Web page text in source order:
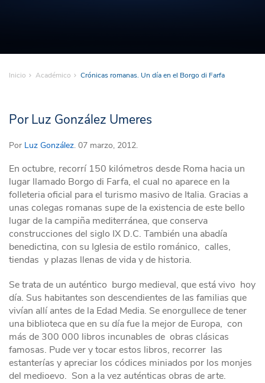
Inicio Académico Crónicas romanas. Un día en el Borgo di Farfa
Por Luz González Umeres
Por Luz González. 07 marzo, 2012.
En octubre, recorrí 150 kilómetros desde Roma hacia un
lugar llamado Borgo di Farfa, el cual no aparece en la
folleteria oficial para el turismo masivo de Italia. Gracias a
unas colegas romanas supe de la existencia de este bello
lugar de la campiña mediterránea, que conserva
construcciones del siglo IX D.C. También una abadía
benedictina, con su Iglesia de estilo románico, calles,
tiendas y plazas llenas de vida y de historia.
Se trata de un auténtico burgo medieval, que está vivo hoy
día. Sus habitantes son descendientes de las familias que
vivían allí antes de la Edad Media. Se enorgullece de tener
una biblioteca que en su día fue la mejor de Europa, con
más de 300 000 libros incunables de obras clásicas
famosas. Pude ver y tocar estos libros, recorrer las
estanterías y apreciar los códices miniados por los monjes
del medioevo. Son a la vez auténticas obras de arte.